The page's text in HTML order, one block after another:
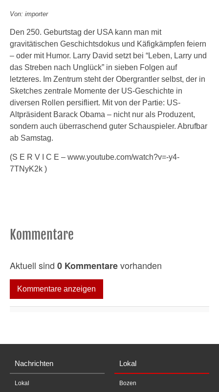
Von: importer
Den 250. Geburtstag der USA kann man mit
gravitätischen Geschichtsdokus und Käfigkämpfen feiern
– oder mit Humor. Larry David setzt bei “Leben, Larry und
das Streben nach Unglück” in sieben Folgen auf
letzteres. Im Zentrum steht der Obergrantler selbst, der in
Sketches zentrale Momente der US-Geschichte in
diversen Rollen persifliert. Mit von der Partie: US-
Altpräsident Barack Obama – nicht nur als Produzent,
sondern auch überraschend guter Schauspieler. Abrufbar
ab Samstag.
(S E R V I C E – www.youtube.com/watch?v=-y4-
7TNyK2k )
Kommentare
Aktuell sind 0 Kommentarevorhanden
Kommentare anzeigen
Nachrichten
Lokal
Lokal
Bozen